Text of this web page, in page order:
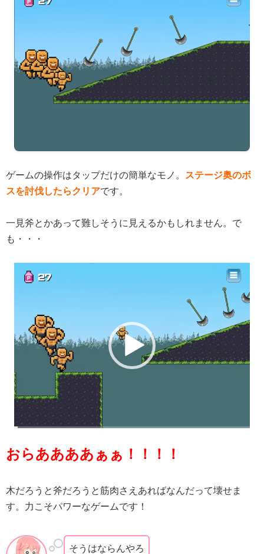
ゲームの操作はタップだけの簡単なモノ。
ステージ奥のボ
スを討伐したらクリアです。
一見斧とかあって難しそうに見えるかもしれません。で
も・・・
ー
ヤ
おらああああぁぁ！！！！
木だろうと斧だろうと筋肉さえあればなんだって壊せま
す。力こそパワーなゲームです！
そうはならんやろ